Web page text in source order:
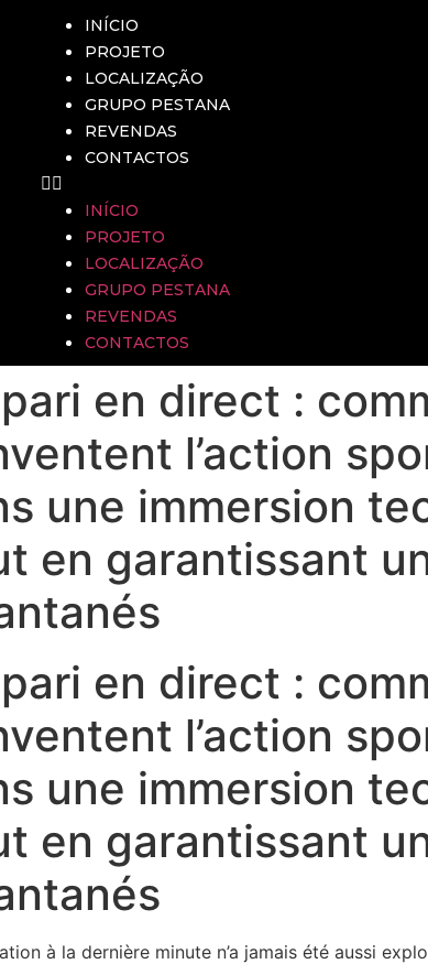
INÍCIO
PROJETO
LOCALIZAÇÃO
GRUPO PESTANA
REVENDAS
CONTACTOS
INÍCIO
PROJETO
LOCALIZAÇÃO
GRUPO PESTANA
REVENDAS
CONTACTOS
pari en direct :
l’action
une immersion
en garantissant
pari en direct :
l’action
une immersion
en garantissant
à la dernière minute n’a jamais été aussi